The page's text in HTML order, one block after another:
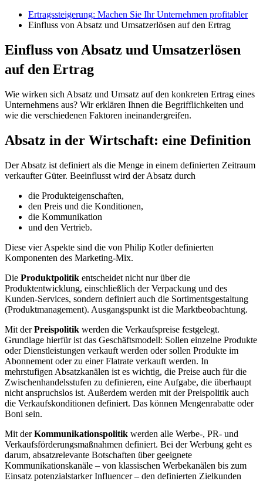
Ertragssteigerung: Machen Sie Ihr Unternehmen profitabler
Einfluss von Absatz und Umsatzerlösen auf den Ertrag
Einfluss von Absatz und Umsatzerlösen
auf den Ertrag
Wie wirken sich Absatz und Umsatz auf den konkreten Ertrag eines
Unternehmens aus? Wir erklären Ihnen die Begrifflichkeiten und
wie die verschiedenen Faktoren ineinandergreifen.
Absatz in der Wirtschaft: eine Definition
Der Absatz ist definiert als die Menge in einem definierten Zeitraum
verkaufter Güter. Beeinflusst wird der Absatz durch
die Produkteigenschaften,
den Preis und die Konditionen,
die Kommunikation
und den Vertrieb.
Diese vier Aspekte sind die von Philip Kotler definierten
Komponenten des Marketing-Mix.
Die Produktpolitik entscheidet nicht nur über die
Produktentwicklung, einschließlich der Verpackung und des
Kunden-Services, sondern definiert auch die Sortimentsgestaltung
(Produktmanagement). Ausgangspunkt ist die Marktbeobachtung.
Mit derPreispolitik werden die Verkaufspreise festgelegt.
Grundlage hierfür ist das Geschäftsmodell: Sollen einzelne Produkte
oder Dienstleistungen verkauft werden oder sollen Produkte im
Abonnement oder zu einer Flatrate verkauft werden. In
mehrstufigen Absatzkanälen ist es wichtig, die Preise auch für die
Zwischenhandelsstufen zu definieren, eine Aufgabe, die überhaupt
nicht anspruchslos ist. Außerdem werden mit der Preispolitik auch
die Verkaufskonditionen definiert. Das können Mengenrabatte oder
Boni sein.
Mit derKommunikationspolitik werden alle Werbe-, PR- und
Verkaufsförderungsmaßnahmen definiert. Bei der Werbung geht es
darum, absatzrelevante Botschaften über geeignete
Kommunikationskanäle – von klassischen Werbekanälen bis zum
Einsatz potenzialstarker Influencer – den definierten Zielkunden